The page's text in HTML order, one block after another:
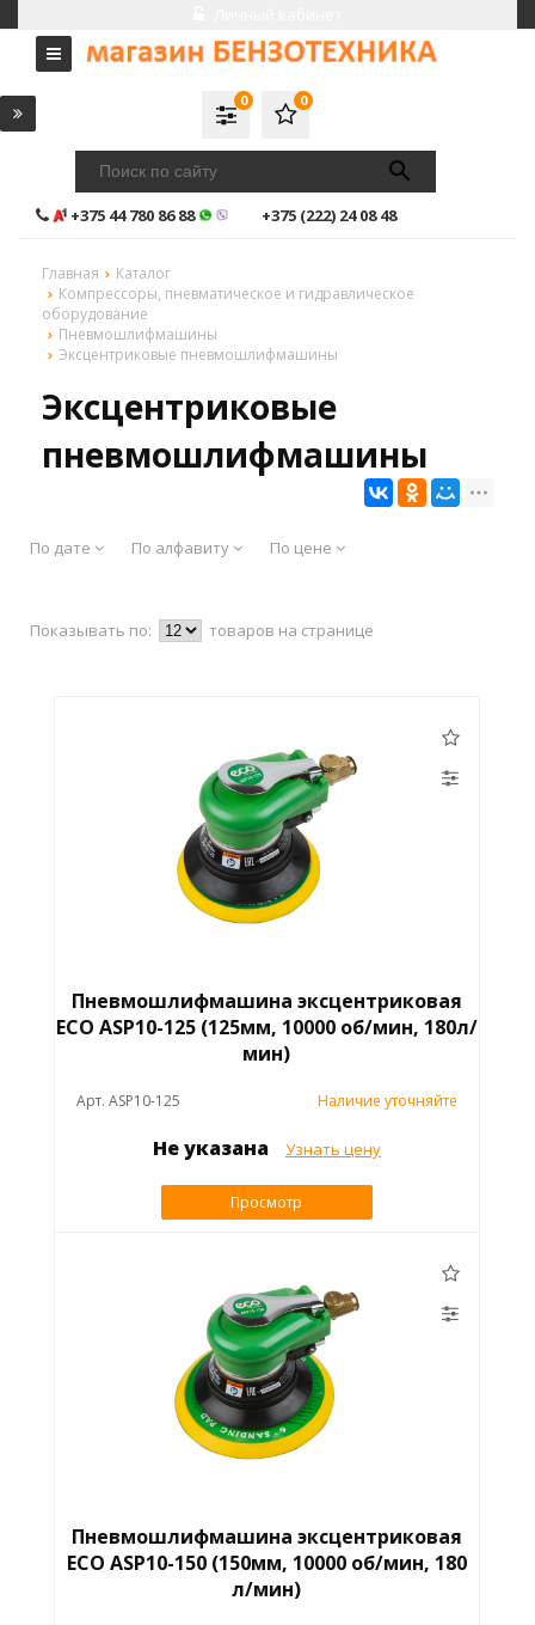
0
0
+375 44 780 86 88 +375 (222) 24 08 48
Главная
Каталог
Компрессоры, пневматическое и гидравлическое
оборудование
Пневмошлифмашины
Эксцентриковые пневмошлифмашины
Эксцентриковые
пневмошлифмашины
По дате По алфавиту По цене
Показывать по: товаров на странице
Пневмошлифмашина эксцентриковая
ECO ASP10-125 (125мм, 10000 об/мин, 180л/
мин)
Арт. ASP10-125 Наличие уточняйте
Не указана Узнать цену
Просмотр
Пневмошлифмашина эксцентриковая
ECO ASP10-150 (150мм, 10000 об/мин, 180
л/мин)